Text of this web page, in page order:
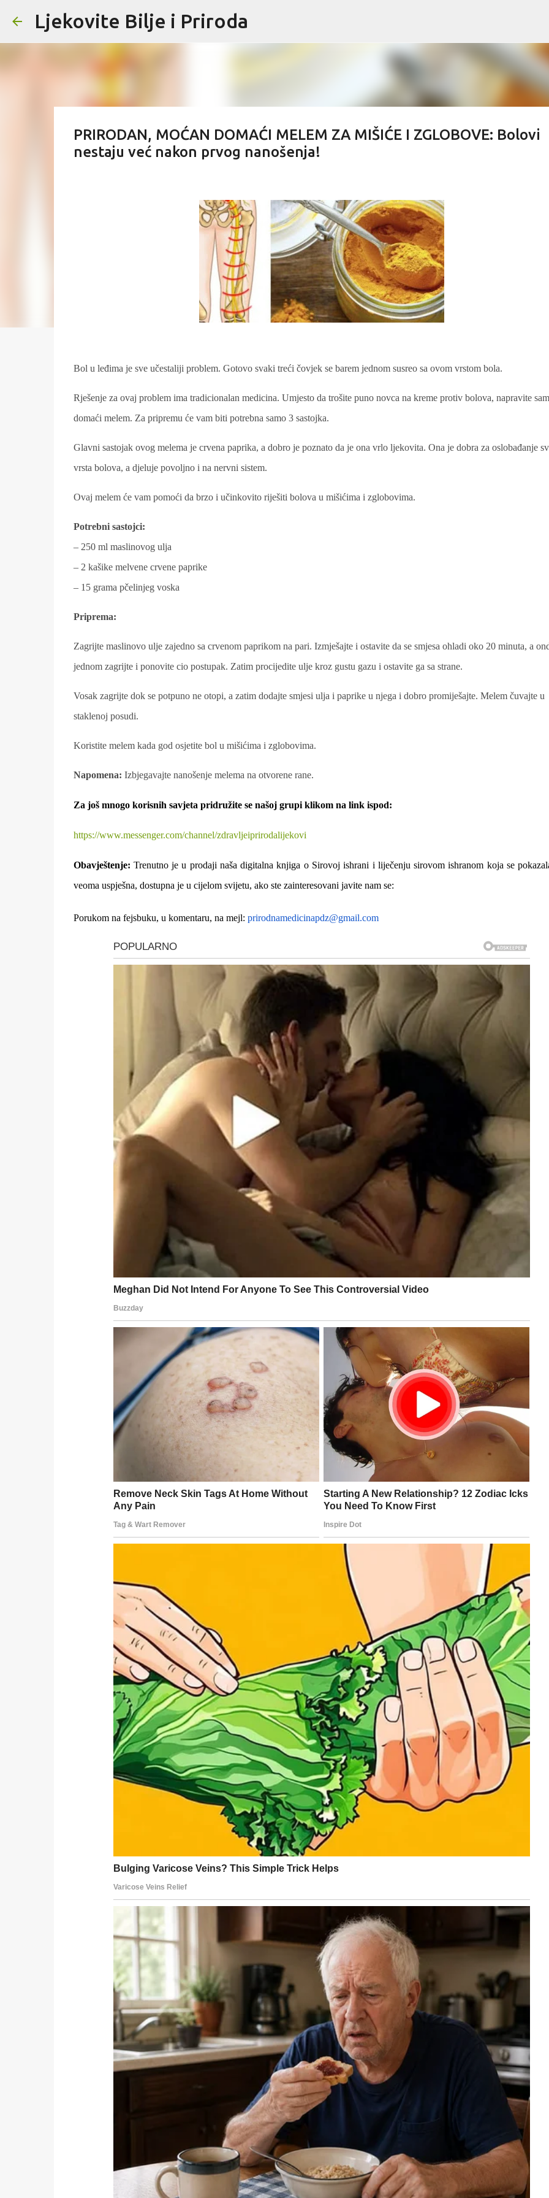
Ljekovite Bilje i Priroda
PRIRODAN, MOĆAN DOMAĆI MELEM ZA MIŠIĆE I ZGLOBOVE: Bolovi
nestaju već nakon prvog nanošenja!
Bol u leđima je sve učestaliji problem. Gotovo svaki treći čovjek se barem jednom susreo sa ovom vrstom bola.
Rješenje za ovaj problem ima tradicionalan medicina. Umjesto da trošite puno novca na kreme protiv bolova, napravite
domaći melem. Za pripremu će vam biti potrebna samo 3 sastojka.
Glavni sastojak ovog melema je crvena paprika, a dobro je poznato da je ona vrlo ljekovita. Ona je dobra za oslobađanje
vrsta bolova, a djeluje povoljno i na nervni sistem.
Ovaj melem će vam pomoći da brzo i učinkovito riješiti bolova u mišićima i zglobovima.
Potrebni sastojci:
– 250 ml maslinovog ulja
– 2 kašike melvene crvene paprike
– 15 grama pčelinjeg voska
Priprema:
Zagrijte maslinovo ulje zajedno sa crvenom paprikom na pari. Izmješajte i ostavite da se smjesa ohladi oko 20 minuta, a
jednom zagrijte i ponovite cio postupak. Zatim procijedite ulje kroz gustu gazu i ostavite ga sa strane.
Vosak zagrijte dok se potpuno ne otopi, a zatim dodajte smjesi ulja i paprike u njega i dobro promiješajte. Melem čuvajte u
staklenoj posudi.
Koristite melem kada god osjetite bol u mišićima i zglobovima.
Napomena: Izbjegavajte nanošenje melema na otvorene rane.
Za još mnogo korisnih savjeta pridružite se našoj grupi klikom na link ispod:
https://www.messenger.com/channel/zdravljeiprirodalijekovi
Obavještenje: Trenutno je u prodaji naša digitalna knjiga o Sirovoj ishrani i liječenju sirovom ishranom koja se
veoma uspješna, dostupna je u cijelom svijetu, ako ste zainteresovani javite nam se:
Porukom na fejsbuku, u komentaru, na mejl: prirodnamedicinapdz@gmail.com